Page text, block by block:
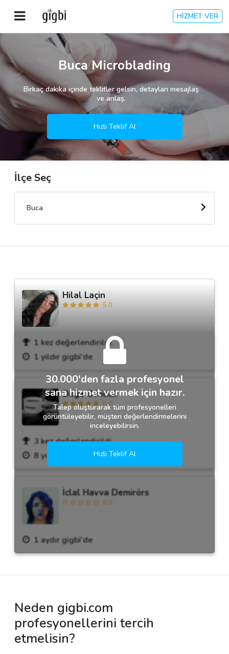
HİZMET VER
Giriş Yap
Kayıt Ol
Kategoriler
🎈 Biz Kimiz?
🌟 Müşteri Değerlendirmeleri
Kariyer
Buca Microblading
Birkaç dakika içinde teklifler gelsin, detayları mesajlaş
ve anlaş.
Hızlı Teklif Al
İlçe Seç
Buca
Hilal Laçin
5.0
1 kez değerlendirildi.
1 yıldır gigbi'de
Dilge Official
5.0
3 kez değerlendirildi.
8 yıldır gigbi'de
İclal Havva Demirörs
0.0
1 aydır gigbi'de
30.000'den fazla profesyonel
sana hizmet vermek için hazır.
Talep oluşturarak tüm profesyonelleri
görüntüleyebilir, müşteri değerlendirmelerini
inceleyebilirsin.
Hızlı Teklif Al
Neden gigbi.com
profesyonellerini tercih
etmelisin?